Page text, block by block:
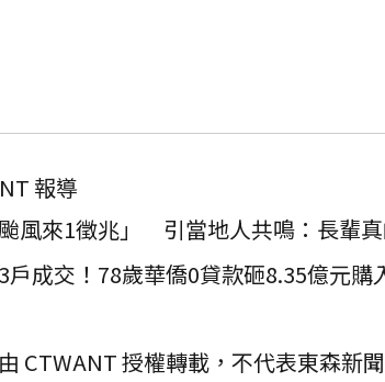
報導
風來1徵兆」 引當地人共鳴：長輩
戶成交！78歲華僑0貸款砸8.35億元
CTWANT 授權轉載，不代表東森新